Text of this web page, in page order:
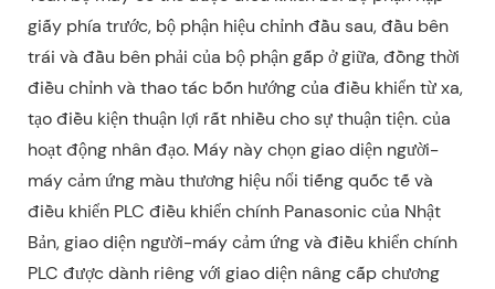
giấy phía trước, bộ phận hiệu chỉnh đầu sau, đầu bên
trái và đầu bên phải của bộ phận gấp ở giữa, đồng thời
điều chỉnh và thao tác bốn hướng của điều khiển từ xa,
tạo điều kiện thuận lợi rất nhiều cho sự thuận tiện. của
hoạt động nhân đạo. Máy này chọn giao diện người-
máy cảm ứng màu thương hiệu nổi tiếng quốc tế và
điều khiển PLC điều khiển chính Panasonic của Nhật
Bản, giao diện người-máy cảm ứng và điều khiển chính
PLC được dành riêng với giao diện nâng cấp chương